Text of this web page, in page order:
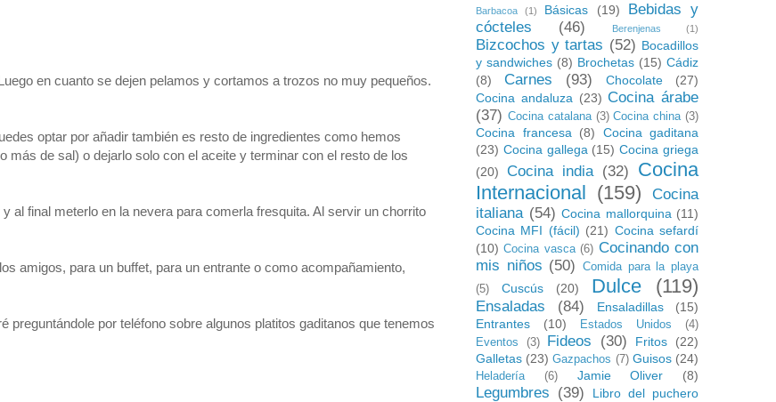
en cuanto se dejen pelamos y cortamos a trozos no muy pequeños.
optar por añadir también es resto de ingredientes como hemos
más de sal) o dejarlo solo con el aceite y terminar con el resto de los
al final meterlo en la nevera para comerla fresquita. Al servir un chorrito
amigos, para un buffet, para un entrante o como acompañamiento,
por teléfono sobre algunos platitos gaditanos que tenemos
Barbacoa (1) Básicas (19)
Bebidas y
cócteles
(46) Berenjenas (1)
Bizcochos y tartas (52) Bocadillos
y sandwiches (8) Brochetas (15) Cádiz
(8)
Carnes (93) Chocolate
(27)
Cocina andaluza (23) Cocina árabe
(37) Cocina catalana (3) Cocina china (3)
Cocina francesa (8)
Cocina gaditana
(23) Cocina gallega (15) Cocina griega
(20)
Cocina india (32)
Cocina
Internacional (159)
Cocina
italiana (54) Cocina mallorquina (11)
Cocina MFI (fácil) (21) Cocina sefardí
(10) Cocina vasca (6) Cocinando con
mis niños (50)
Comida para la playa
(5)
Cuscús (20) Dulce (119)
Ensaladas (84) Ensaladillas
(15)
Entrantes
(10) Estados Unidos
(4)
Eventos
(3) Fideos (30) Fritos
(22)
Galletas (23) Gazpachos (7) Guisos (24)
Heladería (6) Jamie Oliver (8)
Legumbres (39)
Libro del puchero